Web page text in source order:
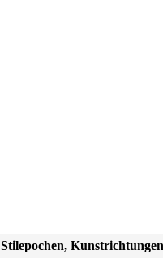
Stilepochen,